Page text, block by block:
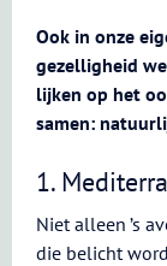
Ook in onze
gezelligheid
lijken op het
samen:
1.
Niet alleen ’s
die belicht